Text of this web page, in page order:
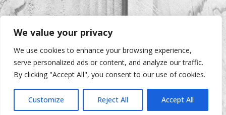
We value your privacy
We use cookies to enhance your browsing experience,
serve personalized ads or content, and analyze our traffic.
By clicking "Accept All", you consent to our use of cookies.
Customize Reject All Accept All